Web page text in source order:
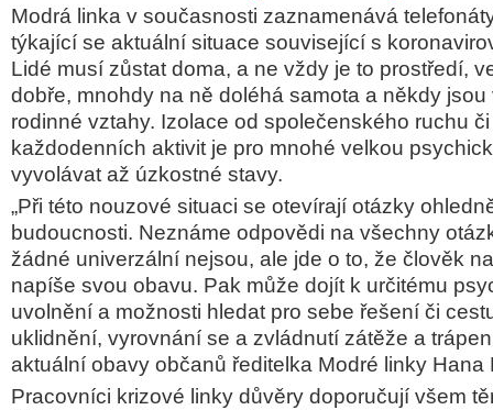
Modrá linka v současnosti zaznamenává
týkající se aktuální situace související s
Lidé musí zůstat doma, a ne vždy je to prostředí,
dobře, mnohdy na ně doléhá samota a někdy
rodinné vztahy. Izolace od společenského ruchu
každodenních aktivit je pro mnohé velkou
vyvolávat až úzkostné stavy.
„Při této nouzové situaci se otevírají otázky
budoucnosti. Neznáme odpovědi na všechny
žádné univerzální nejsou, ale jde o to, že člověk
napíše svou obavu. Pak může dojít k určitému
uvolnění a možnosti hledat pro sebe řešení či
uklidnění, vyrovnání se a zvládnutí zátěže a
aktuální obavy občanů ředitelka Modré linky Hana
Pracovníci krizové linky důvěry doporučují všem